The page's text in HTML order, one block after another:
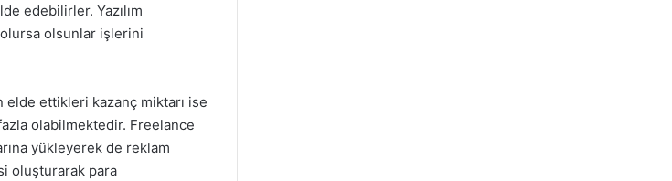
edebilirler. Yazılım
olsunlar işlerini
elde ettikleri kazanç miktarı ise
olabilmektedir. Freelance
yükleyerek de reklam
oluşturarak para